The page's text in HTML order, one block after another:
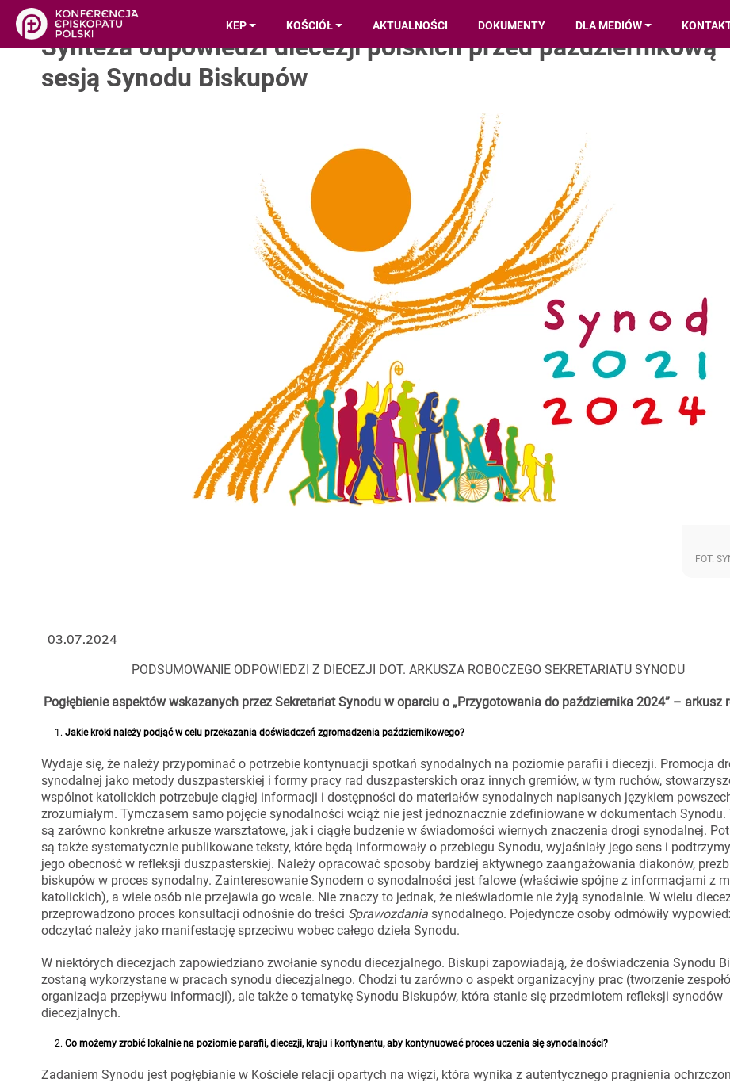
KEP KOŚCIÓŁ AKTUALNOŚCI DOKUMENTY DLA MEDIÓW
Synteza odpowiedzi diecezji polskich przed październikową
sesją Synodu Biskupów
FOT.
PODSUMOWANIE ODPOWIEDZI Z DIECEZJI DOT. ARKUSZA ROBOCZEGO SEKRETARIATU SYNODU
Pogłębienie aspektów wskazanych przez Sekretariat Synodu w oparciu o „Przygotowania do października 2024” – arkusz
Jakie kroki należy podjąć w celu przekazania doświadczeń zgromadzenia październikowego?
Wydaje się, że należy przypominać o potrzebie kontynuacji spotkań synodalnych na poziomie parafii i diecezji. Promocja
synodalnej jako metody duszpasterskiej i formy pracy rad duszpasterskich oraz innych gremiów, w tym ruchów,
wspólnot katolickich potrzebuje ciągłej informacji i dostępności do materiałów synodalnych napisanych językiem
zrozumiałym. Tymczasem samo pojęcie synodalności wciąż nie jest jednoznacznie zdefiniowane w dokumentach Synodu.
są zarówno konkretne arkusze warsztatowe, jak i ciągłe budzenie w świadomości wiernych znaczenia drogi synodalnej.
są także systematycznie publikowane teksty, które będą informowały o przebiegu Synodu, wyjaśniały jego sens i
jego obecność w refleksji duszpasterskiej. Należy opracować sposoby bardziej aktywnego zaangażowania diakonów,
biskupów w proces synodalny. Zainteresowanie Synodem o synodalności jest falowe (właściwie spójne z informacjami z
katolickich), a wiele osób nie przejawia go wcale. Nie znaczy to jednak, że nieświadomie nie żyją synodalnie. W wielu
przeprowadzono proces konsultacji odnośnie do treści Sprawozdania synodalnego. Pojedyncze osoby odmówiły
odczytać należy jako manifestację sprzeciwu wobec całego dzieła Synodu.
W niektórych diecezjach zapowiedziano zwołanie synodu diecezjalnego. Biskupi zapowiadają, że doświadczenia Synodu
zostaną wykorzystane w pracach synodu diecezjalnego. Chodzi tu zarówno o aspekt organizacyjny prac (tworzenie
organizacja przepływu informacji), ale także o tematykę Synodu Biskupów, która stanie się przedmiotem refleksji synodów
diecezjalnych.
Co możemy zrobić lokalnie na poziomie parafii, diecezji, kraju i kontynentu, aby kontynuować proces uczenia się synodalności?
Zadaniem Synodu jest pogłębianie w Kościele relacji opartych na więzi, która wynika z autentycznego pragnienia
03.07.2024